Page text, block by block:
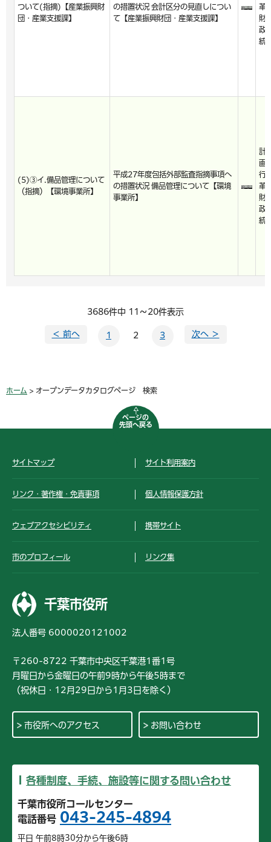
ついて(指摘)【産業振興財
団・産業支援課】
の措置状況 会計区分の見直しについ
て【産業振興財団・産業支援課】
革
財
政
統
(5)③イ.備品管理について
（指摘）【環境事業所】
平成27年度包括外部監査指摘事項へ
の措置状況 備品管理について【環境
事業所】
計
画
行
革
財
政
統
3686件中 11～20件表示
＜ 前へ 1 2 3 次へ ＞
ホーム > オープンデータカタログページ 検索
ページの
先頭へ戻る
サイトマップ サイト利用案内
リンク・著作権・免責事項 個人情報保護方針
ウェブアクセシビリティ 携帯サイト
市のプロフィール リンク集
千葉市役所
法人番号 6000020121002
〒260-8722 千葉市中央区千葉港1番1号
月曜日から金曜日の午前9時から午後5時まで
（祝休日・12月29日から1月3日を除く）
市役所へのアクセス お問い合わせ
各種制度、手続、施設等に関する問い合わせ
千葉市役所コールセンター
電話番号 043-245-4894
平日 午前8時30分から午後6時